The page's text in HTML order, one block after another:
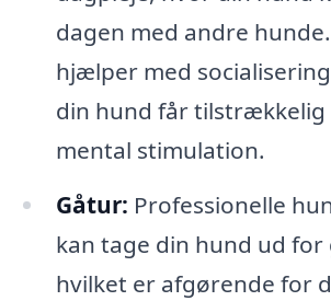
dagen med andre
hjælper med
din hund får tilstrækkelig
mental stimulation.
Gåtur: Professionelle
kan tage din hund ud for
hvilket er afgørende for